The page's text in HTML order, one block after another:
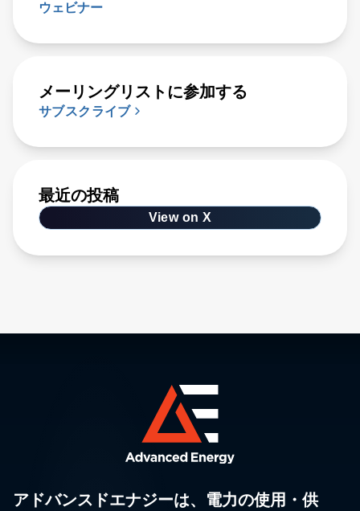
ウェビナー
メーリングリストに参加する
サブスクライブ
最近の投稿
View on X
アドバンスドエナジーは、電力の使用・供